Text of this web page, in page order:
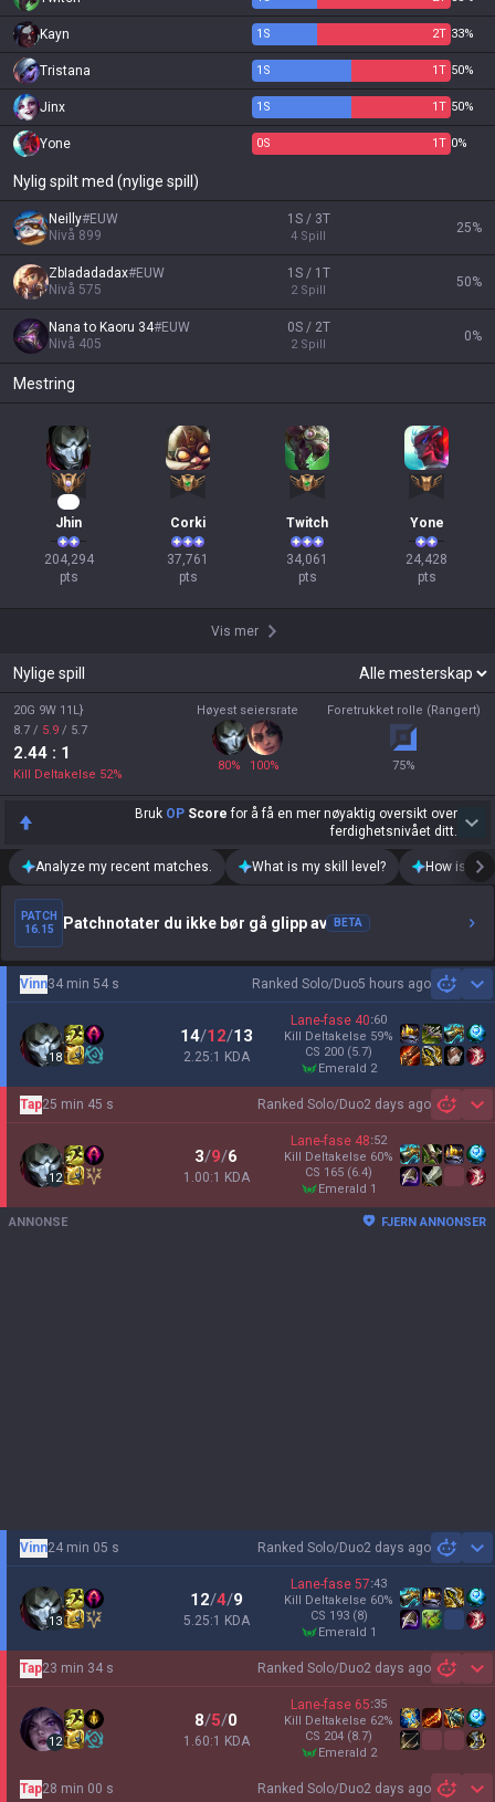
Kayn 1 S 2T 33%
Tristana 1 S 1T 50%
Jinx 1 S 1T 50%
Yone 0S 1T 0%
Nylig spilt med (nylige spill)
Neilly#EUW
Nivå 899
1S / 3T
4 Spill
25%
ZbIadadadax#EUW
Nivå 575
1S / 1T
2 Spill
50%
Nana to Kaoru 34#EUW
Nivå 405
0S / 2T
2 Spill
0%
Mestring
Jhin
204,294
pts
Corki
37,761
pts
Twitch
34,061
pts
Yone
24,428
pts
Vis mer
Nylige spill
20G 9W 11L}
8.7 / 5.9 / 5.7
2.44 : 1
Kill Deltakelse 52%
Høyest seiersrate
80% 100%
Foretrukket rolle (Rangert)
75%
Bruk OP Score for å få en mer nøyaktig oversikt over
ferdighetsnivået ditt.
Analyze my recent matches. What is my skill level? How is my
PATCH
16.15
Patchnotater du ikke bør gå glipp av BETA
Ranked Solo/Duo5 hours ago
Vinn34 min 54 s
18
14/12/13
2.25:1 KDA
Lane-fase 40:60
Kill Deltakelse 59%
CS 200 (5.7)
emerald 2
Ranked Solo/Duo2 days ago
Tap25 min 45 s
12
3/9/6
1.00:1 KDA
Lane-fase 48:52
Kill Deltakelse 60%
CS 165 (6.4)
emerald 1
ANNONSE FJERN ANNONSER
Ranked Solo/Duo2 days ago
Vinn24 min 05 s
13
12/4/9
5.25:1 KDA
Lane-fase 57:43
Kill Deltakelse 60%
CS 193 (8)
emerald 1
Ranked Solo/Duo2 days ago
Tap23 min 34 s
12
8/5/0
1.60:1 KDA
Lane-fase 65:35
Kill Deltakelse 62%
CS 204 (8.7)
emerald 2
Ranked Solo/Duo2 days ago
Tap28 min 00 s